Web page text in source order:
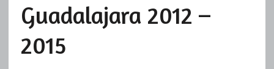
Guadalajara 2012 –
2015